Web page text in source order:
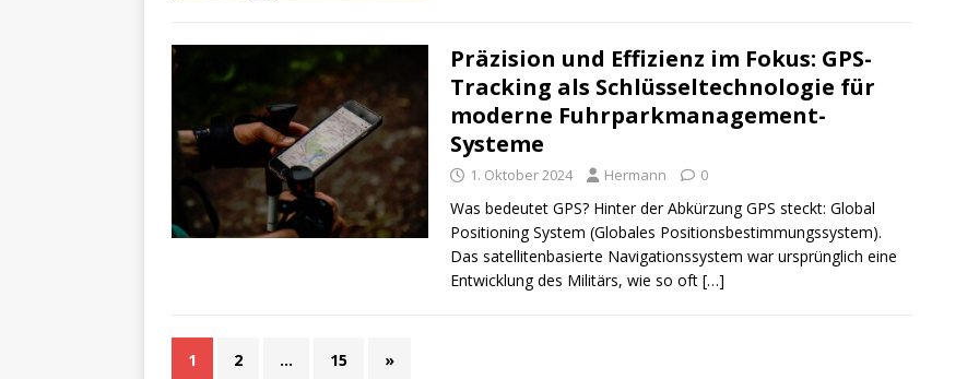
Präzision und Effizienz im Fokus: GPS-
Tracking als Schlüsseltechnologie für
moderne Fuhrparkmanagement-
Systeme
1. Oktober 2024 Hermann 0
Was bedeutet GPS? Hinter der Abkürzung GPS steckt: Global
Positioning System (Globales Positionsbestimmungssystem).
Das satellitenbasierte Navigationssystem war ursprünglich eine
Entwicklung des Militärs, wie so oft […]
1 2 … 15 »